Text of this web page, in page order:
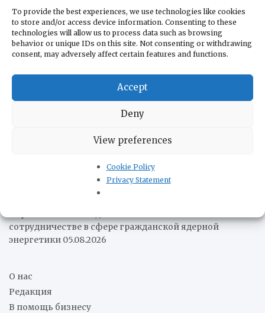
To provide the best experiences, we use technologies like cookies
to store and/or access device information. Consenting to these
technologies will allow us to process data such as browsing
behavior or unique IDs on this site. Not consenting or withdrawing
consent, may adversely affect certain features and functions.
Accept
Deny
View preferences
Cookie Policy
Privacy Statement
06.08.2026
Петро представил отчёт Интерпола, опровергающий
его связи с наркотрафиком06.08.2026
Пожар на химических заводах в Чили удалось
локализовать05.08.2026
Колумбия покинет китайский «Шелковый путь»
05.08.2026
Нам нужен организованный латиноамериканский
05.08.2026
Венесуэльцы стали меньше есть в кафе и ресторанах
сотрудничестве в сфере гражданской ядерной
энергетики 05.08.2026
О нас
Редакция
В помощь бизнесу